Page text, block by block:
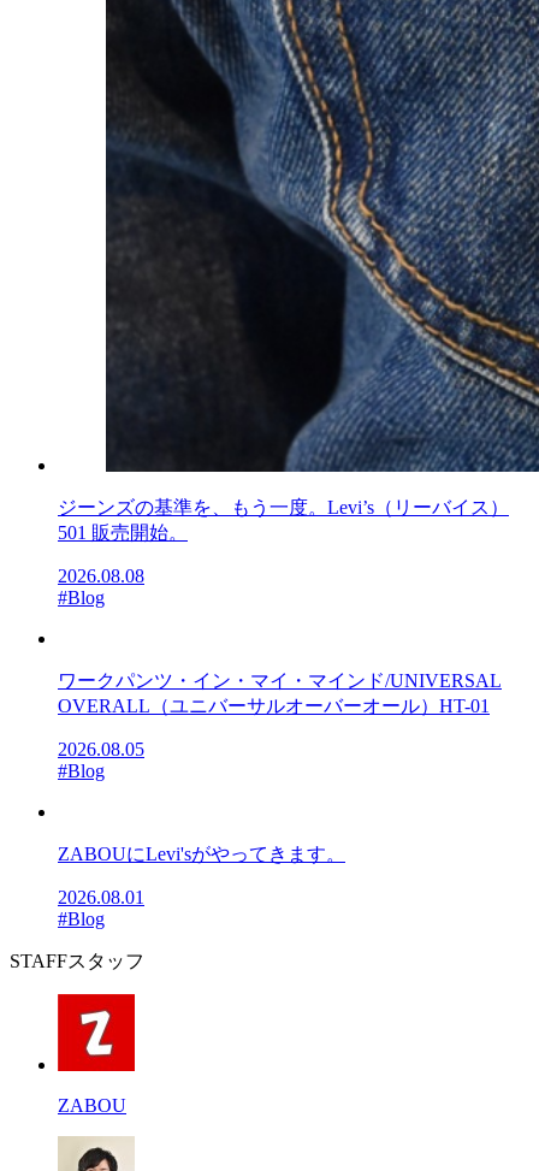
ジーンズの基準を、もう一度。Levi’s（リーバイス）
501 販売開始。
2026.08.08
#Blog
ワークパンツ・イン・マイ・マインド/UNIVERSAL
OVERALL（ユニバーサルオーバーオール）HT-01
2026.08.05
#Blog
ZABOUにLevi'sがやってきます。
2026.08.01
#Blog
STAFFスタッフ
ZABOU